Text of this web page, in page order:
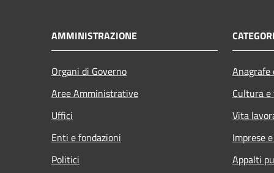
AMMINISTRAZIONE
Organi di Governo
Aree Amministrative
Uffici
Enti e fondazioni
Politici
Cultura
Vita
Imprese
Appalti